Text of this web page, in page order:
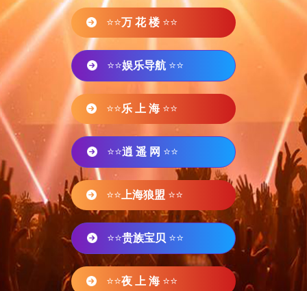
⭐⭐万 花 楼 ⭐⭐
⭐⭐娱乐导航 ⭐⭐
⭐⭐乐 上 海 ⭐⭐
⭐⭐逍 遥 网 ⭐⭐
⭐⭐ 上海狼盟 ⭐⭐
⭐⭐贵族宝贝 ⭐⭐
⭐⭐夜 上 海 ⭐⭐